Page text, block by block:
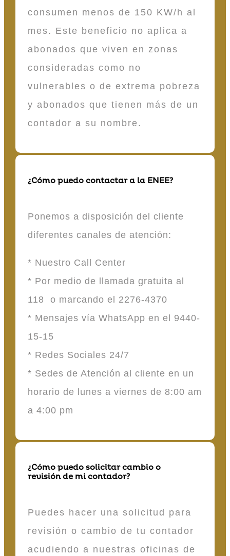
consumen menos de 150 KW/h al
mes. Este beneficio no aplica a
abonados que viven en zonas
consideradas como no
vulnerables o de extrema pobreza
y abonados que tienen más de un
contador a su nombre.
¿Cómo puedo contactar a la ENEE?
Ponemos a disposición del cliente
diferentes canales de atención:
* Nuestro Call Center
* Por medio de llamada gratuita al
118 o marcando el 2276-4370
* Mensajes vía WhatsApp en el 9440-
15-15
* Redes Sociales 24/7
* Sedes de Atención al cliente en un
horario de lunes a viernes de 8:00 am
a 4:00 pm
¿Cómo puedo solicitar cambio o
revisión de mi contador?
Puedes hacer una solicitud para
revisión o cambio de tu contador
acudiendo a nuestras oficinas de